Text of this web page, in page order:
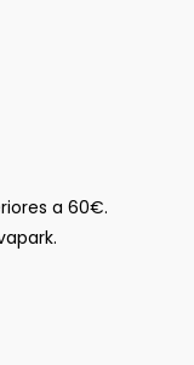
a 60€.